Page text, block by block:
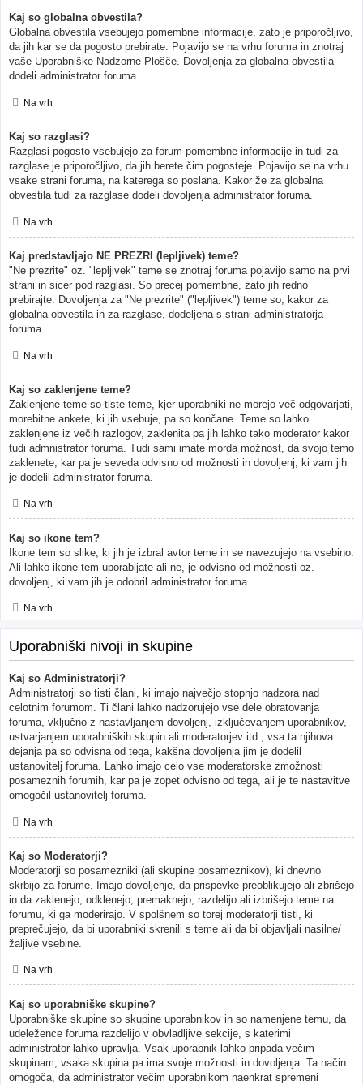
Kaj so globalna obvestila?
Globalna obvestila vsebujejo pomembne informacije, zato je priporočljivo,
da jih kar se da pogosto prebirate. Pojavijo se na vrhu foruma in znotraj
vaše Uporabniške Nadzorne Plošče. Dovoljenja za globalna obvestila
dodeli administrator foruma.
Na vrh
Kaj so razglasi?
Razglasi pogosto vsebujejo za forum pomembne informacije in tudi za
razglase je priporočljivo, da jih berete čim pogosteje. Pojavijo se na vrhu
vsake strani foruma, na katerega so poslana. Kakor že za globalna
obvestila tudi za razglase dodeli dovoljenja administrator foruma.
Na vrh
Kaj predstavljajo NE PREZRI (lepljivek) teme?
"Ne prezrite" oz. "lepljivek" teme se znotraj foruma pojavijo samo na prvi
strani in sicer pod razglasi. So precej pomembne, zato jih redno
prebirajte. Dovoljenja za "Ne prezrite" ("lepljivek") teme so, kakor za
globalna obvestila in za razglase, dodeljena s strani administratorja
foruma.
Na vrh
Kaj so zaklenjene teme?
Zaklenjene teme so tiste teme, kjer uporabniki ne morejo več odgovarjati,
morebitne ankete, ki jih vsebuje, pa so končane. Teme so lahko
zaklenjene iz večih razlogov, zaklenita pa jih lahko tako moderator kakor
tudi admnistrator foruma. Tudi sami imate morda možnost, da svojo temo
zaklenete, kar pa je seveda odvisno od možnosti in dovoljenj, ki vam jih
je dodelil administrator foruma.
Na vrh
Kaj so ikone tem?
Ikone tem so slike, ki jih je izbral avtor teme in se navezujejo na vsebino.
Ali lahko ikone tem uporabljate ali ne, je odvisno od možnosti oz.
dovoljenj, ki vam jih je odobril administrator foruma.
Na vrh
Uporabniški nivoji in skupine
Kaj so Administratorji?
Administratorji so tisti člani, ki imajo največjo stopnjo nadzora nad
celotnim forumom. Ti člani lahko nadzorujejo vse dele obratovanja
foruma, vključno z nastavljanjem dovoljenj, izključevanjem uporabnikov,
ustvarjanjem uporabniških skupin ali moderatorjev itd., vsa ta njihova
dejanja pa so odvisna od tega, kakšna dovoljenja jim je dodelil
ustanovitelj foruma. Lahko imajo celo vse moderatorske zmožnosti
posameznih forumih, kar pa je zopet odvisno od tega, ali je te nastavitve
omogočil ustanovitelj foruma.
Na vrh
Kaj so Moderatorji?
Moderatorji so posamezniki (ali skupine posameznikov), ki dnevno
skrbijo za forume. Imajo dovoljenje, da prispevke preoblikujejo ali zbrišejo
in da zaklenejo, odklenejo, premaknejo, razdelijo ali izbrišejo teme na
forumu, ki ga moderirajo. V spolšnem so torej moderatorji tisti, ki
preprečujejo, da bi uporabniki skrenili s teme ali da bi objavljali nasilne/
žaljive vsebine.
Na vrh
Kaj so uporabniške skupine?
Uporabniške skupine so skupine uporabnikov in so namenjene temu, da
udeležence foruma razdelijo v obvladljive sekcije, s katerimi
administrator lahko upravlja. Vsak uporabnik lahko pripada večim
skupinam, vsaka skupina pa ima svoje možnosti in dovoljenja. Ta način
omogoča, da administrator večim uporabnikom naenkrat spremeni